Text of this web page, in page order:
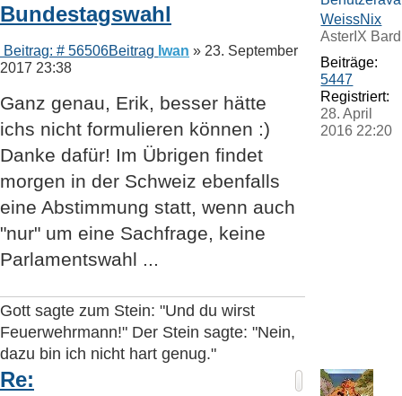
Bundestagswahl
Beitrag: # 56506Beitrag Iwan » 23. September
2017 23:38
Ganz genau, Erik, besser hätte
ichs nicht formulieren können :)
Danke dafür! Im Übrigen findet
morgen in der Schweiz ebenfalls
eine Abstimmung statt, wenn auch
"nur" um eine Sachfrage, keine
Parlamentswahl ...
Gott sagte zum Stein: "Und du wirst
Feuerwehrmann!" Der Stein sagte: "Nein,
dazu bin ich nicht hart genug."
WeissNix
AsterIX Bard
Beiträge:
5447
Registriert:
28. April
2016 22:20
Re: